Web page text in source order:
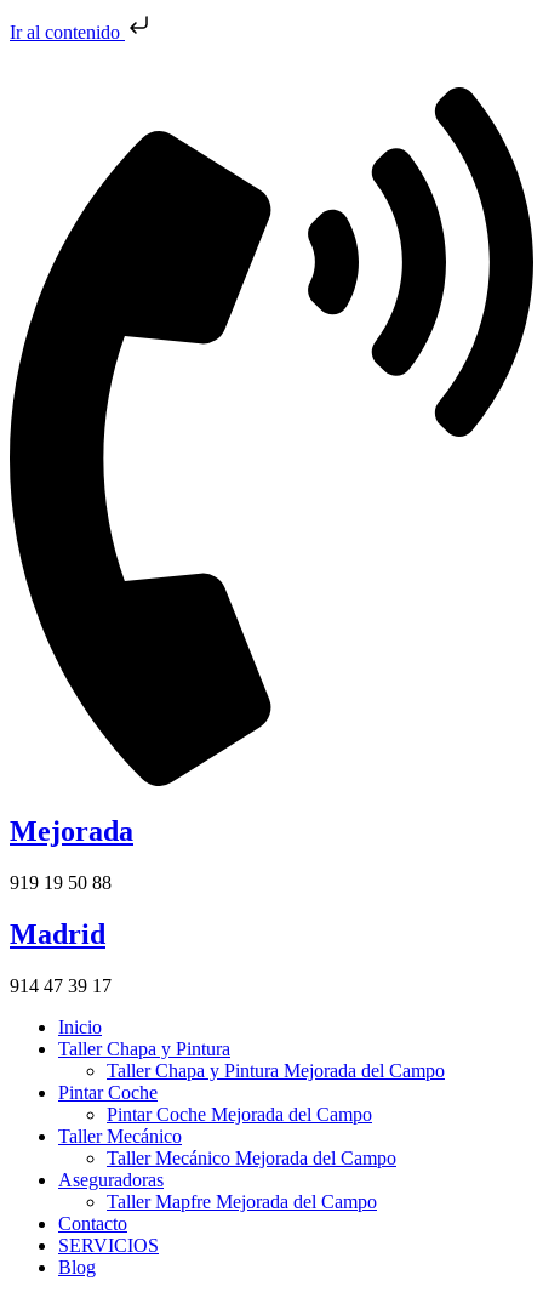
Ir al contenido
Mejorada
919 19 50 88
Madrid
914 47 39 17
Inicio
Taller Chapa y Pintura
Taller Chapa y Pintura Mejorada del Campo
Pintar Coche
Pintar Coche Mejorada del Campo
Taller Mecánico
Taller Mecánico Mejorada del Campo
Aseguradoras
Taller Mapfre Mejorada del Campo
Contacto
SERVICIOS
Blog